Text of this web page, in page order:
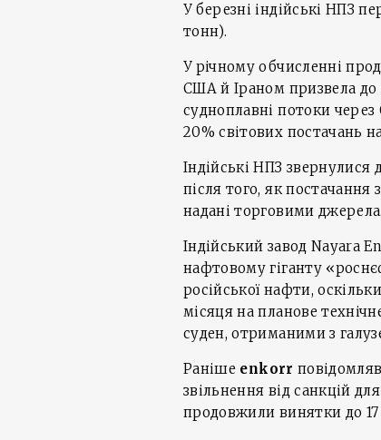
У березні індійські НПЗ
тонн).
У річному обчисленні
США й Іраном призвела до
судноплавні потоки
20% світових постачань
Індійські НПЗ
після того, як постачання
надані торговими
Індійський завод Nayara
нафтовому гіганту
російської нафти,
місяця на планове
суден, отриманими з
Раніше enkorr
звільнення від санкцій
продовжили винятки до 17